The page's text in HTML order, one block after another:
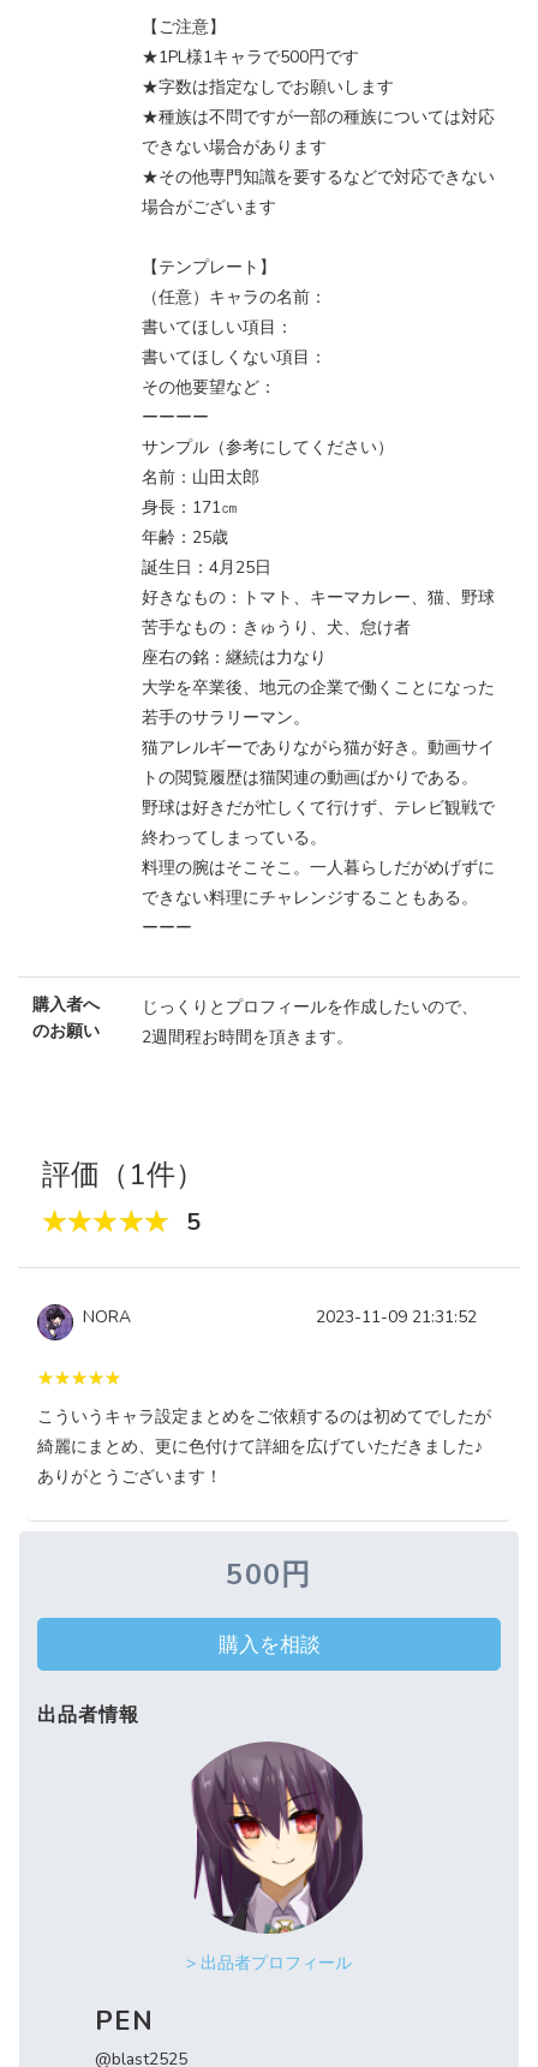
【ご注意】
★1PL様1キャラで500円です
★字数は指定なしでお願いします
★種族は不問ですが一部の種族については対応
できない場合があります
★その他専門知識を要するなどで対応できない
場合がございます
【テンプレート】
（任意）キャラの名前：
書いてほしい項目：
書いてほしくない項目：
その他要望など：
ーーーー
サンプル（参考にしてください）
名前：山田太郎
身長：171㎝
年齢：25歳
誕生日：4月25日
好きなもの：トマト、キーマカレー、猫、野球
苦手なもの：きゅうり、犬、怠け者
座右の銘：継続は力なり
大学を卒業後、地元の企業で働くことになった
若手のサラリーマン。
猫アレルギーでありながら猫が好き。動画サイ
トの閲覧履歴は猫関連の動画ばかりである。
野球は好きだが忙しくて行けず、テレビ観戦で
終わってしまっている。
料理の腕はそこそこ。一人暮らしだがめげずに
できない料理にチャレンジすることもある。
ーーー
購入者へ
のお願い
じっくりとプロフィールを作成したいので、
2週間程お時間を頂きます。
評価（1件）
5
NORA 2023-11-09 21:31:52
こういうキャラ設定まとめをご依頼するのは初めてでしたが
綺麗にまとめ、更に色付けて詳細を広げていただきました♪
ありがとうございます！
500円
購入を相談
出品者情報
> 出品者プロフィール
PEN
@blast2525